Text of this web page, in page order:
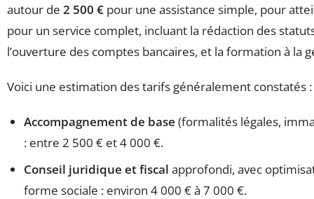
autour de 2 500 € pour une assistance simple, pour
pour un service complet, incluant la rédaction des
l’ouverture des comptes bancaires, et la formation à la
Voici une estimation des tarifs généralement constatés :
Accompagnement de base (formalités légales,
: entre 2 500 € et 4 000 €.
Conseil juridique et fiscal approfondi, avec
forme sociale : environ 4 000 € à 7 000 €.